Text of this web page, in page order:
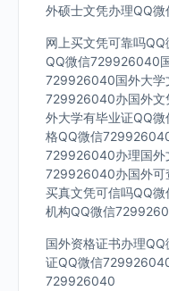
外硕士文凭办理QQ
网上买文凭可靠吗
QQ微信729926040
729926040国外大学
729926040办国外文
外大学有毕业证QQ
格QQ微信
729926040办理国外
729926040办国外可
买真文凭可信吗QQ
机构QQ微信
国外资格证书办理
证QQ微信
729926040